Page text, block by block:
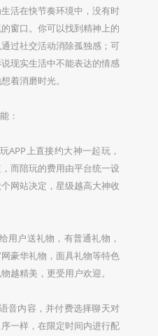
活在快节奏环境中，没有时
窗口。你可以找到精神上的
过社交活动消除孤独感；可
现实生活中不能表达的情感
着消磨时光。
：
APP上直接约大神一起玩，
而陪玩的费用由平台统一设
网站决定，星级越高大神收
用户送礼物，有普通礼物，
豪华礼物，面具礼物等特色
越精美，更受用户欢迎。
音内容，并付费选择聊天对
一样，在限定时间内进行配